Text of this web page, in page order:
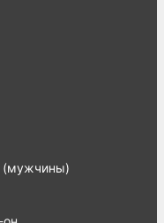
(мужчины)